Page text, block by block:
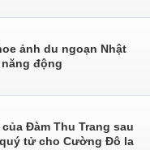
ảnh du ngoạn Nhật
động
Đàm Thu Trang sau
tử cho Cường Đô la